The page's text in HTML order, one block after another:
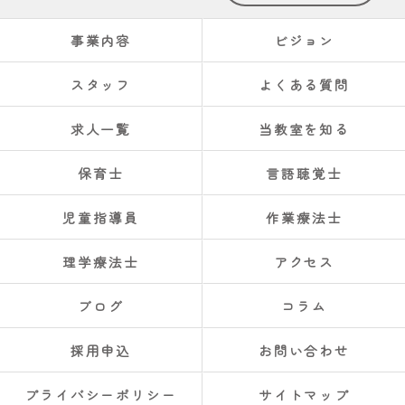
事業内容 ビジョン
スタッフ よくある質問
求人一覧 当教室を知る
保育士 言語聴覚士
児童指導員 作業療法士
理学療法士 アクセス
ブログ コラム
採用申込 お問い合わせ
プライバシーポリシー サイトマップ